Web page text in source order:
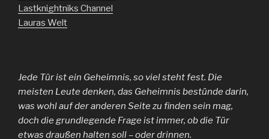
Lastknightniks Channel
Lauras Welt
Jede Tür ist ein Geheimnis, so viel steht fest. Die
meisten Leute denken, das Geheimnis bestünde darin,
was wohl auf der anderen Seite zu finden sein mag,
doch die grundlegende Frage ist immer, ob die Tür
etwas draußen halten soll – oder drinnen.